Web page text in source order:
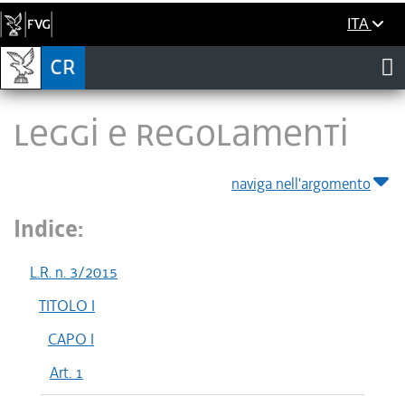
ITA
LEGGI E REGOLAMENTI
naviga nell'argomento
Indice:
L.R. n. 3/2015
TITOLO I
CAPO I
Art. 1